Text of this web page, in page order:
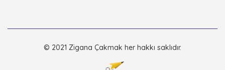
© 2021 Zigana Çakmak her hakkı saklıdır.